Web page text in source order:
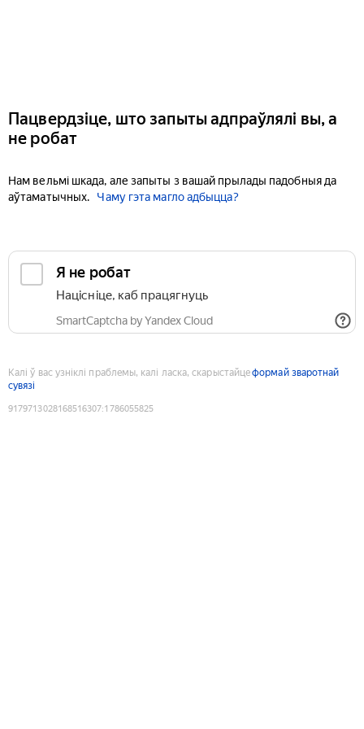
Пацвердзіце, што запыты адпраўлялі вы, а
не робат
Нам вельмі шкада, але запыты з вашай прылады падобныя да
аўтаматычных.
Чаму гэта магло адбыцца?
Я не робат
Націсніце, каб працягнуць
SmartCaptcha by Yandex Cloud
Калі ў вас узніклі праблемы, калі ласка, скарыстайцеформай зваротнай
сувязі
9179713028168516307:1786055825